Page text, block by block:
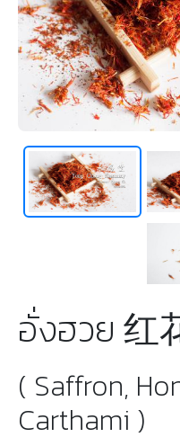
อั่งฮวย 红
( Saffron,
Carthami )